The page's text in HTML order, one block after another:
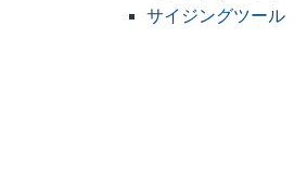
サイジングツール